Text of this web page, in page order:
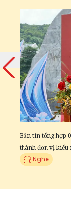
Bản tin tổng hợp
thành đơn vị kiểu
Nghe